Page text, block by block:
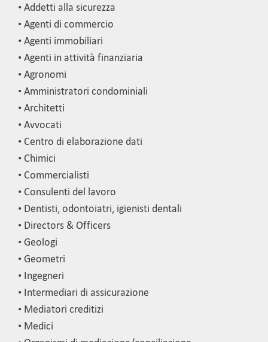
• Addetti alla sicurezza
• Agenti di commercio
• Agenti immobiliari
• Agenti in attività finanziaria
• Agronomi
• Amministratori condominiali
• Architetti
• Avvocati
• Centro di elaborazione dati
• Chimici
• Commercialisti
• Consulenti del lavoro
• Dentisti, odontoiatri, igienisti dentali
• Directors & Officers
• Geologi
• Geometri
• Ingegneri
• Intermediari di assicurazione
• Mediatori creditizi
• Medici